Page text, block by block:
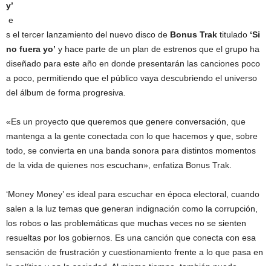
y’
e
s el tercer lanzamiento del nuevo disco de Bonus Trak titulado ‘Si
no fuera yo’ y hace parte de un plan de estrenos que el grupo ha
diseñado para este año en donde presentarán las canciones poco
a poco, permitiendo que el público vaya descubriendo el universo
del álbum de forma progresiva.
«Es un proyecto que queremos que genere conversación, que
mantenga a la gente conectada con lo que hacemos y que, sobre
todo, se convierta en una banda sonora para distintos momentos
de la vida de quienes nos escuchan», enfatiza Bonus Trak.
‘Money Money’ es ideal para escuchar en época electoral, cuando
salen a la luz temas que generan indignación como la corrupción,
los robos o las problemáticas que muchas veces no se sienten
resueltas por los gobiernos. Es una canción que conecta con esa
sensación de frustración y cuestionamiento frente a lo que pasa en